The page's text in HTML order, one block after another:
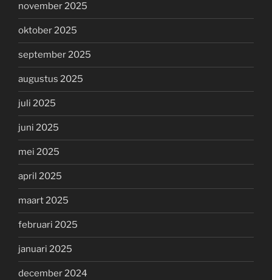
november 2025
oktober 2025
september 2025
augustus 2025
juli 2025
juni 2025
mei 2025
april 2025
maart 2025
februari 2025
januari 2025
december 2024